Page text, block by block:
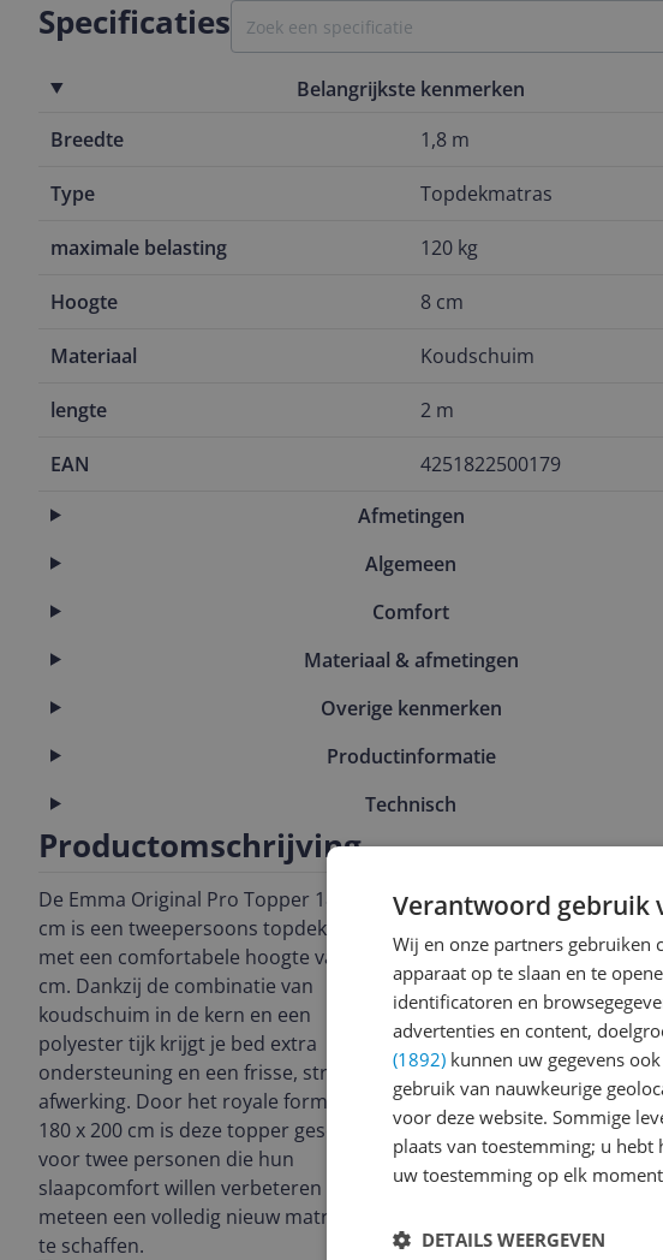
Specificaties
Belangrijkste kenmerken
Breedte
1,8 m
Type Topdekmatras
maximale belasting 120 kg
Hoogte 8 cm
Materiaal Koudschuim
lengte 2 m
EAN
4251822500179
Afmetingen
Algemeen
Comfort
Materiaal & afmetingen
Overige kenmerken
Productinformatie
Technisch
Productomschrijving
De Emma Original Pro Topper 180x200
cm is een tweepersoons topdekmatras
met een comfortabele hoogte van 8
cm. Dankzij de combinatie van
koudschuim in de kern en een
polyester tijk krijgt je bed extra
ondersteuning en een frisse, strakke
afwerking. Door het royale formaat van
180 x 200 cm is deze topper geschikt
voor twee personen die hun
slaapcomfort willen verbeteren zonder
meteen een volledig nieuw matras aan
te schaffen.
Verantwoord gebruik
Wij en onze partners
apparaat op te slaan en te
identificatoren en
advertenties en content,
(1892) kunnen uw gegevens
gebruik van nauwkeurige
voor deze website. Sommige
plaats van toestemming; u
uw toestemming op elk
DETAILS WEERGEVEN